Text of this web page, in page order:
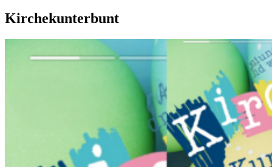
Kirchekunterbunt